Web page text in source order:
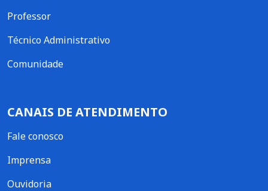
Professor
Técnico Administrativo
Comunidade
CANAIS DE ATENDIMENTO
Fale conosco
Imprensa
Ouvidoria